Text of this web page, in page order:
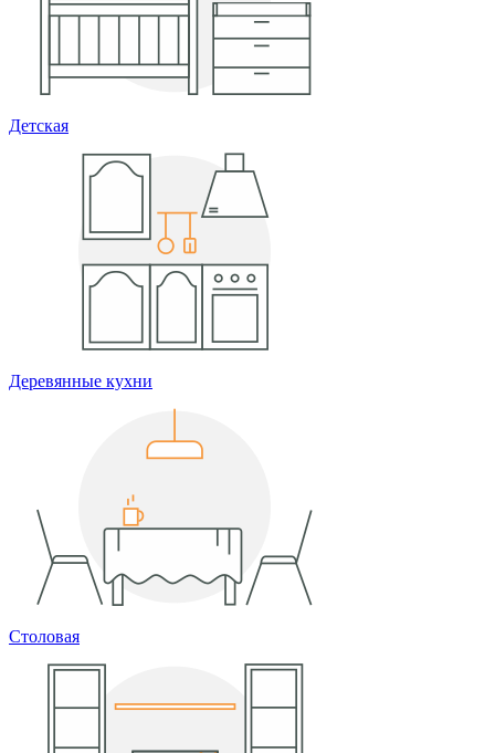
Детская
Деревянные кухни
Столовая